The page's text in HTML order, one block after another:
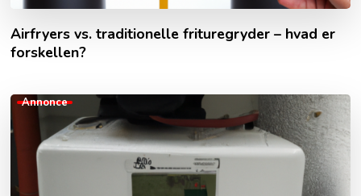
Airfryers vs. traditionelle frituregryder – hvad er
forskellen?
Annonce